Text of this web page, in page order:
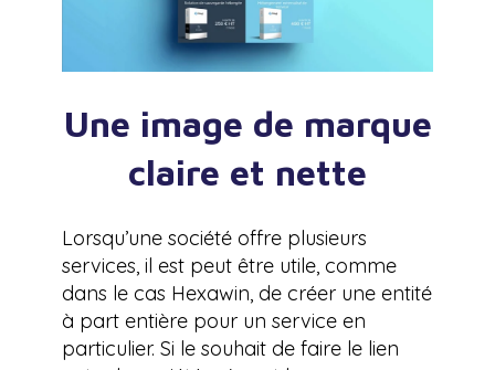
Une image de marque
claire et nette
Lorsqu’une société offre plusieurs
services, il est peut être utile, comme
dans le cas Hexawin, de créer une entité
à part entière pour un service en
particulier. Si le souhait de faire le lien